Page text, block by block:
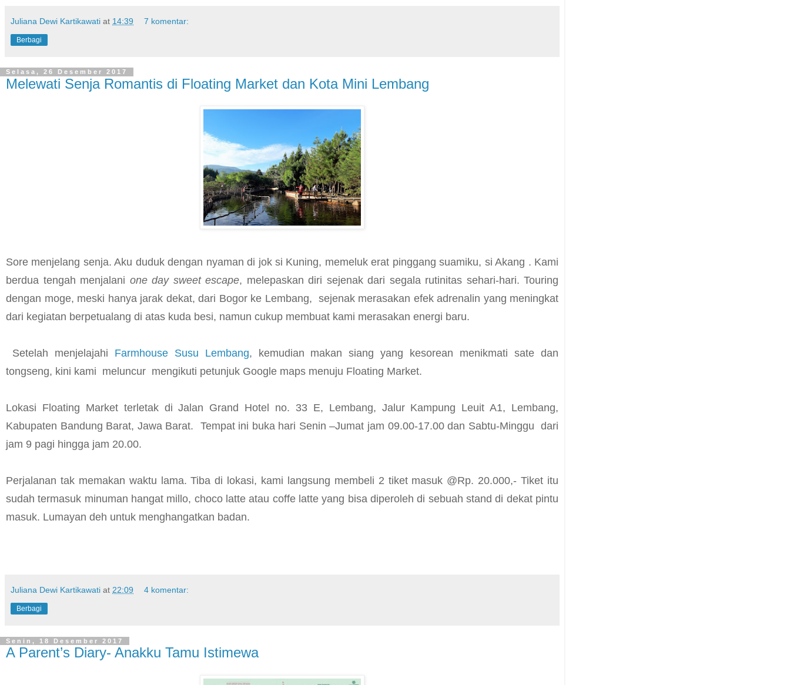
Juliana Dewi Kartikawati at 14:39 7 komentar:
Berbagi
Selasa, 26 Desember 2017
Melewati Senja Romantis di Floating Market dan Kota Mini Lembang
Sore menjelang senja. Aku duduk dengan nyaman di jok si Kuning, memeluk erat pinggang suamiku, si Akang . Kami
berdua tengah menjalani one day sweet escape, melepaskan diri sejenak dari segala rutinitas sehari-hari. Touring
dengan moge, meski hanya jarak dekat, dari Bogor ke Lembang, sejenak merasakan efek adrenalin yang meningkat
dari kegiatan berpetualang di atas kuda besi, namun cukup membuat kami merasakan energi baru.
Setelah menjelajahi Farmhouse Susu Lembang, kemudian makan siang yang kesorean menikmati sate dan
tongseng, kini kami meluncur mengikuti petunjuk Google maps menuju Floating Market.
Lokasi Floating Market terletak di Jalan Grand Hotel no. 33 E, Lembang, Jalur Kampung Leuit A1, Lembang,
Kabupaten Bandung Barat, Jawa Barat. Tempat ini buka hari Senin –Jumat jam 09.00-17.00 dan Sabtu-Minggu dari
jam 9 pagi hingga jam 20.00.
Perjalanan tak memakan waktu lama. Tiba di lokasi, kami langsung membeli 2 tiket masuk @Rp. 20.000,- Tiket itu
sudah termasuk minuman hangat millo, choco latte atau coffe latte yang bisa diperoleh di sebuah stand di dekat pintu
masuk. Lumayan deh untuk menghangatkan badan.
Juliana Dewi Kartikawati at 22:09 4 komentar:
Berbagi
Senin, 18 Desember 2017
A Parent’s Diary- Anakku Tamu Istimewa